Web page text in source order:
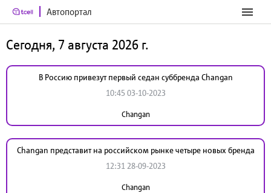
Автопортал
Сегодня, 7 августа 2026 г.
В Россию привезут первый седан суббренда Changan
10:45 03-10-2023
Changan
Changan представит на российском рынке четыре новых бренда
12:31 28-09-2023
Changan